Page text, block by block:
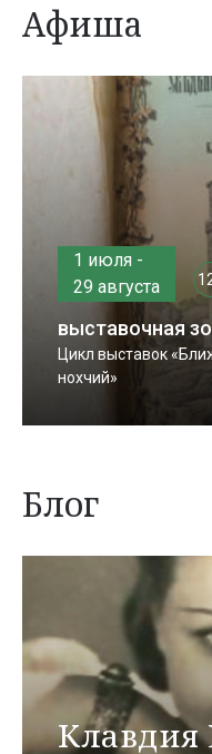
Афиша
1 июля -
29 августа
выставочная
Цикл выставок
нохчий»
Блог